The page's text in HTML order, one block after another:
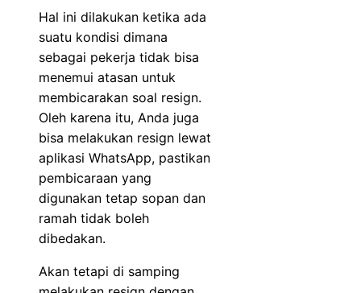
Hal ini dilakukan ketika ada
suatu kondisi dimana
sebagai pekerja tidak bisa
menemui atasan untuk
membicarakan soal resign.
Oleh karena itu, Anda juga
bisa melakukan resign lewat
aplikasi WhatsApp, pastikan
pembicaraan yang
digunakan tetap sopan dan
ramah tidak boleh
dibedakan.
Akan tetapi di samping